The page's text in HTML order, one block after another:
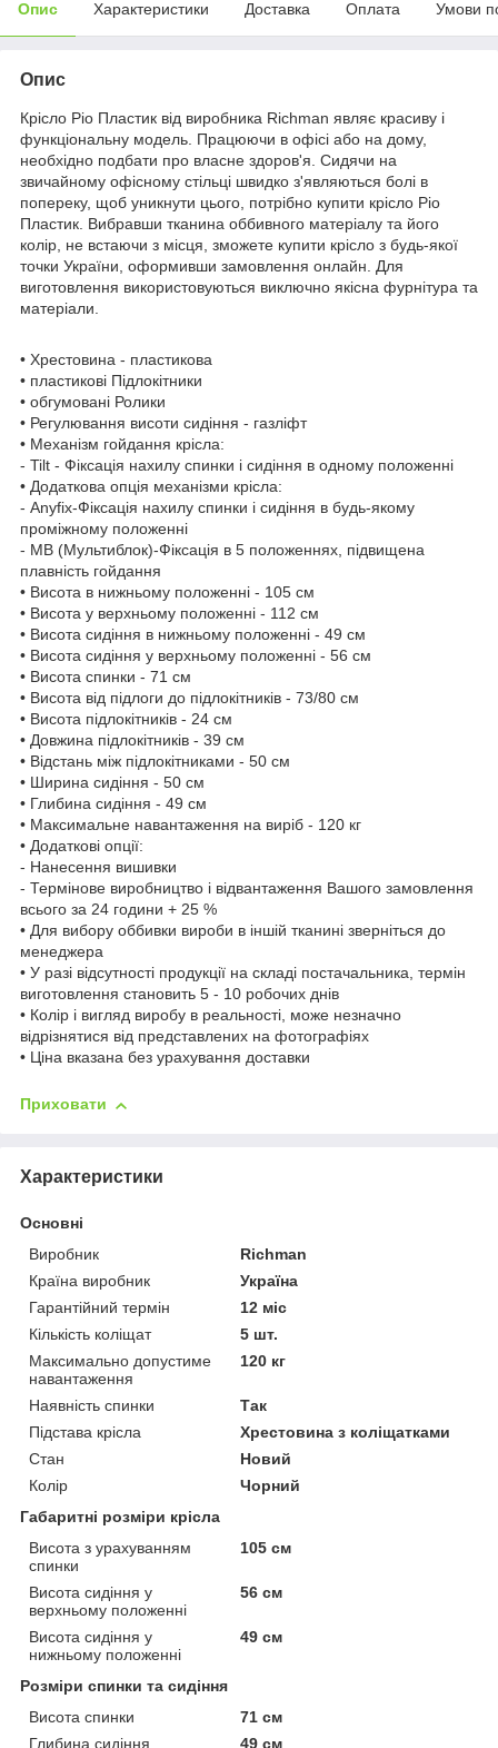
Опис Характеристики Доставка Оплата Умови
Опис
Крісло Ріо Пластик від виробника Richman являє красиву і
функціональну модель. Працюючи в офісі або на дому,
необхідно подбати про власне здоров'я. Сидячи на
звичайному офісному стільці швидко з'являються болі в
попереку, щоб уникнути цього, потрібно купити крісло Ріо
Пластик. Вибравши тканина оббивного матеріалу та його
колір, не встаючи з місця, зможете купити крісло з будь-якої
точки України, оформивши замовлення онлайн. Для
виготовлення використовуються виключно якісна фурнітура та
матеріали.
• Хрестовина - пластикова
• пластикові Підлокітники
• обгумовані Ролики
• Регулювання висоти сидіння - газліфт
• Механізм гойдання крісла:
- Tilt - Фіксація нахилу спинки і сидіння в одному положенні
• Додаткова опція механізми крісла:
- Anyfix-Фіксація нахилу спинки і сидіння в будь-якому
проміжному положенні
- МВ (Мультиблок)-Фіксація в 5 положеннях, підвищена
плавність гойдання
• Висота в нижньому положенні - 105 см
• Висота у верхньому положенні - 112 см
• Висота сидіння в нижньому положенні - 49 см
• Висота сидіння у верхньому положенні - 56 см
• Висота спинки - 71 см
• Висота від підлоги до підлокітників - 73/80 см
• Висота підлокітників - 24 см
• Довжина підлокітників - 39 см
• Відстань між підлокітниками - 50 см
• Ширина сидіння - 50 см
• Глибина сидіння - 49 см
• Максимальне навантаження на виріб - 120 кг
• Додаткові опції:
- Нанесення вишивки
- Термінове виробництво і відвантаження Вашого замовлення
всього за 24 години + 25 %
• Для вибору оббивки вироби в іншій тканині зверніться до
менеджера
• У разі відсутності продукції на складі постачальника, термін
виготовлення становить 5 - 10 робочих днів
• Колір і вигляд виробу в реальності, може незначно
відрізнятися від представлених на фотографіях
• Ціна вказана без урахування доставки
Приховати
Характеристики
Основні
Виробник
Richman
Країна виробник
Україна
Гарантійний термін
12 міс
Кількість коліщат
5 шт.
Максимально допустиме
навантаження
120 кг
Наявність спинки
Так
Підстава крісла
Хрестовина з коліщатками
Стан
Новий
Колір
Чорний
Габаритні розміри крісла
Висота з урахуванням
спинки
105 см
Висота сидіння у
верхньому положенні
56 см
Висота сидіння у
нижньому положенні
49 см
Розміри спинки та сидіння
Висота спинки
71 см
Глибина сидіння
49 см